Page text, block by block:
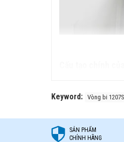
Cấu tạo chính
Vòng ngoài
Vòng trong
Có hai
Keyword: Vòng bi
SẢN PHẨM
CHÍNH HÃNG